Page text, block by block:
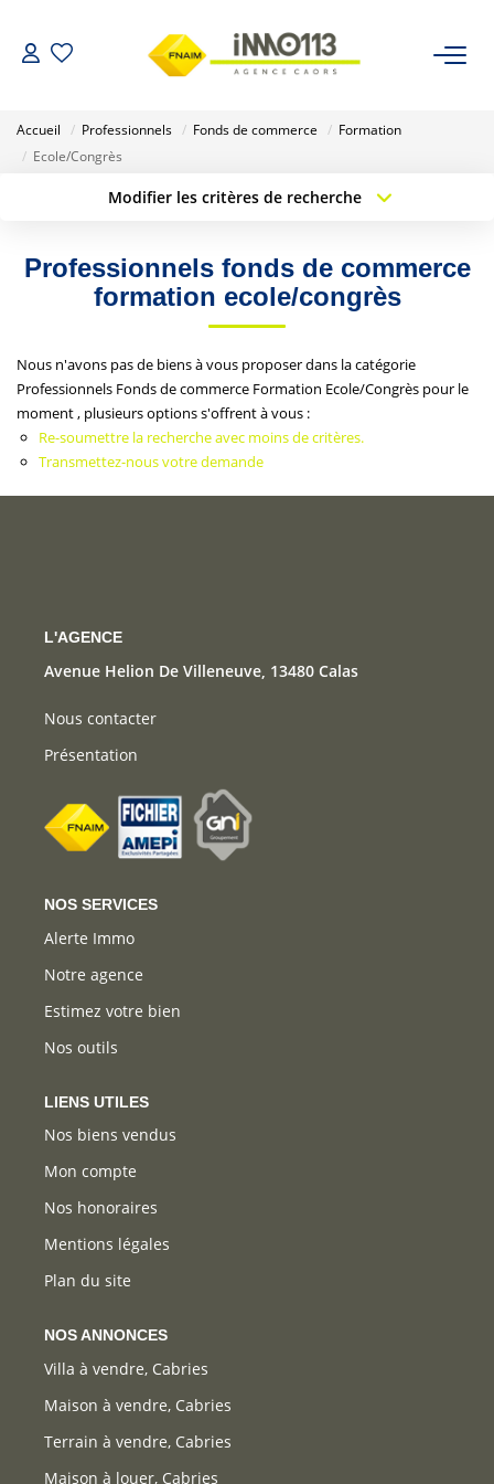
Nos Biens Vendus
ESTIMER
CALCULETTES FINANCIÈRES
Accueil Professionnels Fonds de commerce
Formation
Ecole/Congrès
Modifier les critères de recherche
Type de transaction Localisation
Sélectionnez...
Type de bien
Surface min
Créer une alerte
Professionnels fonds de commerce
formation ecole/congrès
Nous n'avons pas de biens à vous proposer dans la catégorie
Professionnels Fonds de commerce Formation Ecole/Congrès pour le
moment , plusieurs options s'offrent à vous :
Re-soumettre la recherche avec moins de critères.
Transmettez-nous votre demande
L'AGENCE
Avenue Helion De Villeneuve, 13480 Calas
Nous contacter
Présentation
NOS SERVICES
Alerte Immo
Notre agence
Estimez votre bien
Nos outils
LIENS UTILES
Nos biens vendus
Mon compte
Nos honoraires
Mentions légales
Plan du site
NOS ANNONCES
Villa à vendre, Cabries
Maison à vendre, Cabries
Terrain à vendre, Cabries
Maison à louer, Cabries